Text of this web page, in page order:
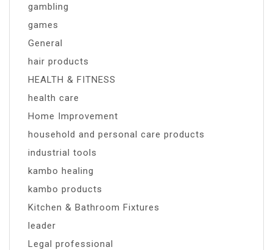
gambling
games
General
hair products
HEALTH & FITNESS
health care
Home Improvement
household and personal care products
industrial tools
kambo healing
kambo products
Kitchen & Bathroom Fixtures
leader
Legal professional